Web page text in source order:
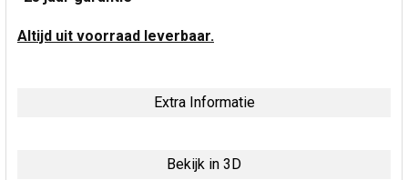
Altijd uit voorraad leverbaar.
Extra Informatie
Bekijk in 3D